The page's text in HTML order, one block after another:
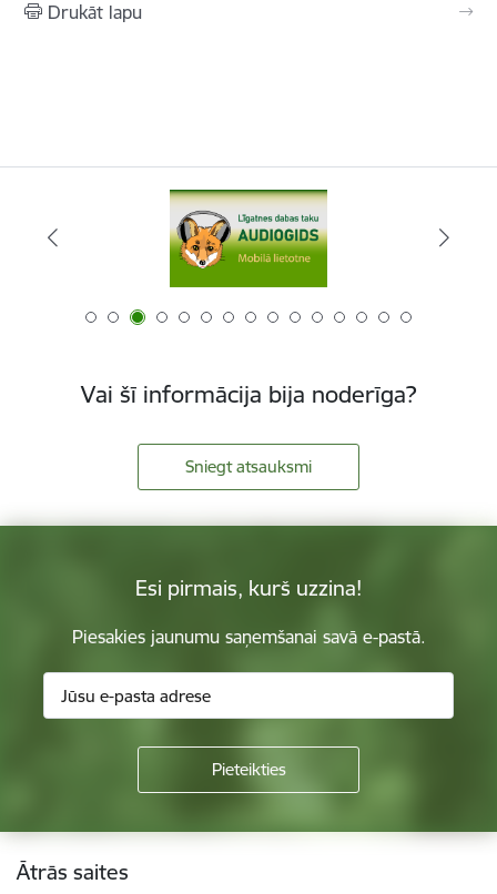
Drukāt lapu
Vai šī informācija bija noderīga?
Sniegt atsauksmi
Esi pirmais, kurš uzzina!
Piesakies jaunumu saņemšanai savā e-pastā.
Kājene
Ātrās saites